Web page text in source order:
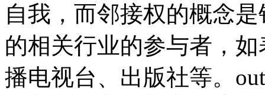
自我，而邻接权的概念
的相关行业的参与者，
播电视台、出版社等。